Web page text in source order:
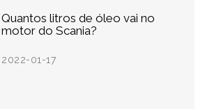
Quantos litros de óleo vai no
motor do Scania?
2022-01-17